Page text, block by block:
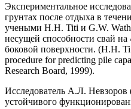
Экспериментальное
грунтах после отдыха в
учеными H.H. Titi и G.W.
несущей способности свай на
боковой поверхности. (H.H.
procedure for predicting pile
Research Board, 1999).
Исследователь А.Л.
устойчивого